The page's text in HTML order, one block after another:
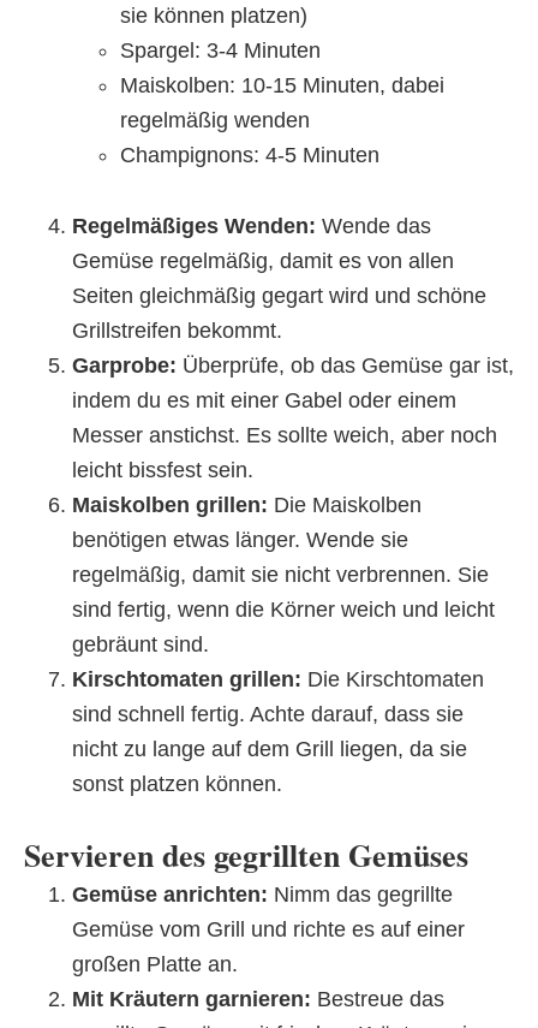
sie können platzen)
Spargel: 3-4 Minuten
Maiskolben: 10-15 Minuten, dabei
regelmäßig wenden
Champignons: 4-5 Minuten
Regelmäßiges Wenden: Wende das
Gemüse regelmäßig, damit es von allen
Seiten gleichmäßig gegart wird und schöne
Grillstreifen bekommt.
Garprobe: Überprüfe, ob das Gemüse gar ist,
indem du es mit einer Gabel oder einem
Messer anstichst. Es sollte weich, aber noch
leicht bissfest sein.
Maiskolben grillen: Die Maiskolben
benötigen etwas länger. Wende sie
regelmäßig, damit sie nicht verbrennen. Sie
sind fertig, wenn die Körner weich und leicht
gebräunt sind.
Kirschtomaten grillen: Die Kirschtomaten
sind schnell fertig. Achte darauf, dass sie
nicht zu lange auf dem Grill liegen, da sie
sonst platzen können.
Servieren des gegrillten Gemüses
Gemüse anrichten: Nimm das gegrillte
Gemüse vom Grill und richte es auf einer
großen Platte an.
Mit Kräutern garnieren: Bestreue das